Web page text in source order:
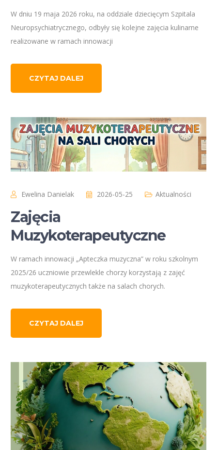
W dniu 19 maja 2026 roku, na oddziale dziecięcym Szpitala
Neuropsychiatrycznego, odbyły się kolejne zajęcia kulinarne
realizowane w ramach innowacji
CZYTAJ DALEJ
Ewelina Danielak 2026-05-25 Aktualności
Zajęcia
Muzykoterapeutyczne
W ramach innowacji „Apteczka muzyczna” w roku szkolnym
2025/26 uczniowie przewlekle chorzy korzystają z zajęć
muzykoterapeutycznych także na salach chorych.
CZYTAJ DALEJ